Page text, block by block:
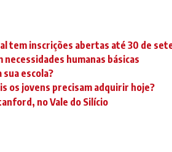
tem inscrições abertas até 30 de
humanas básicas
sua escola?
os jovens precisam adquirir hoje?
no Vale do Silício